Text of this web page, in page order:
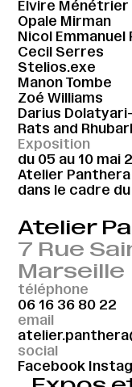
Elvire Ménétrier
Opale Mirman
Nicol Emmanuel
Cecil Serres
Stelios.exe
Manon Tombe
Zoé Williams
Darius
Rats and
Exposition
du 05 au 10 mai
Atelier Panthera
dans le cadre
Atelier
7 Rue
Marseille
téléphone
06 16 36 80 22
email
social
Facebook